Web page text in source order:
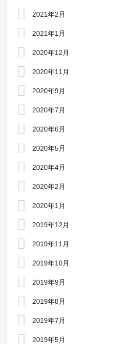
2021年2月
2021年1月
2020年12月
2020年11月
2020年9月
2020年7月
2020年6月
2020年5月
2020年4月
2020年2月
2020年1月
2019年12月
2019年11月
2019年10月
2019年9月
2019年8月
2019年7月
2019年5月